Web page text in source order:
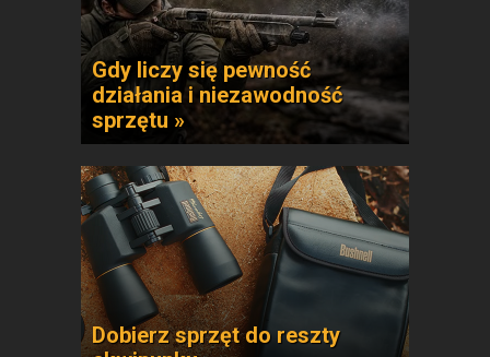
Gdy liczy się pewność
działania i niezawodność
sprzętu »
Dobierz sprzęt do reszty